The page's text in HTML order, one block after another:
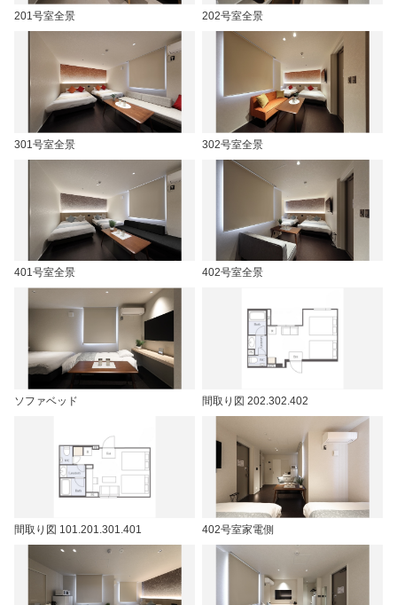
201号室全景 202号室全景
301号室全景 302号室全景
401号室全景 402号室全景
ソファベッド 間取り図 202.302.402
間取り図 101.201.301.401 402号室家電側